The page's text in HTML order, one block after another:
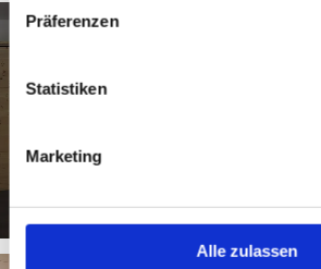
Präferenzen
Statistiken
Marketing
Alle zulassen